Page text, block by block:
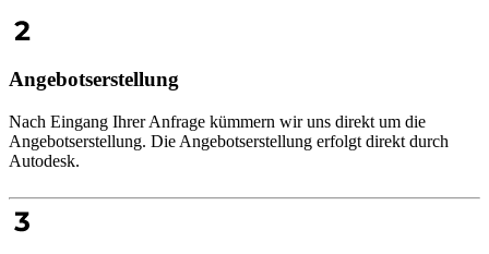
Angebotserstellung
Nach Eingang Ihrer Anfrage kümmern wir uns direkt um die
Angebotserstellung. Die Angebotserstellung erfolgt direkt durch
Autodesk.